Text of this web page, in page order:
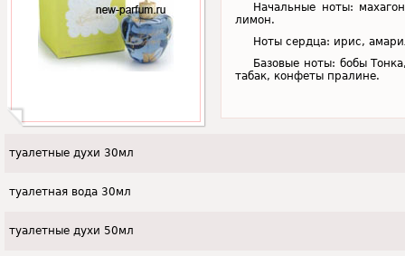
Начальные ноты:
лимон.
Ноты сердца: ирис,
Базовые ноты: бобы
табак, конфеты пралине.
туалетные духи 30мл
туалетная вода 30мл
туалетные духи 50мл